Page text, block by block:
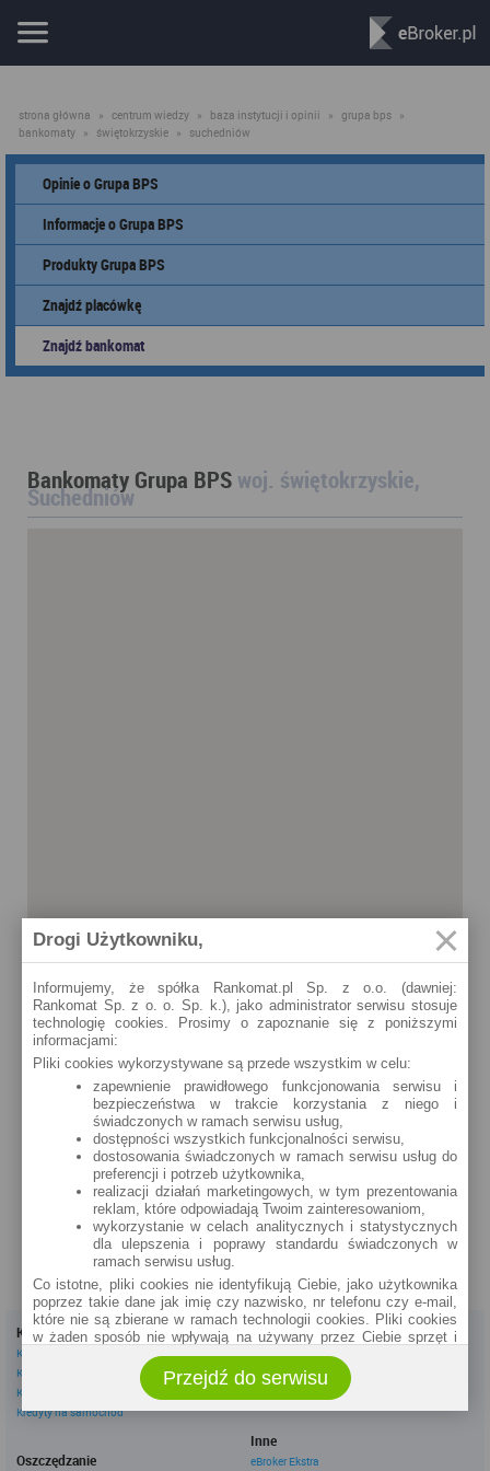
strona główna » centrum wiedzy » baza instytucji i opinii » grupa bps »
bankomaty » świętokrzyskie » suchedniów
Opinie o Grupa BPS
Informacje o Grupa BPS
Produkty Grupa BPS
Znajdź placówkę
Znajdź bankomat
Bankomaty Grupa BPS woj. świętokrzyskie,
Suchedniów
Suchedniów
Bugaj 12 (24h)
szczegóły »
Suchedniów
Kielecka 5a (24h)
szczegóły »
Suchedniów
Mickiewicza 8 (24h)
szczegóły »
Kredyty
Kredyty gotówkowe
Kredyty hipoteczne
Kredyty konsolidacyjne
Kredyty na samochód
Oszczędzanie
Dla firm
Kredyty firmowe
Konta firmowe
Inne
eBroker Ekstra
Drogi Użytkowniku,
Informujemy, że spółka Rankomat.pl Sp. z o.o. (dawniej:
Rankomat Sp. z o. o. Sp. k.), jako administrator serwisu stosuje
technologię cookies. Prosimy o zapoznanie się z poniższymi
informacjami:
Pliki cookies wykorzystywane są przede wszystkim w celu:
zapewnienie prawidłowego funkcjonowania serwisu i
bezpieczeństwa w trakcie korzystania z niego i
świadczonych w ramach serwisu usług,
dostępności wszystkich funkcjonalności serwisu,
dostosowania świadczonych w ramach serwisu usług do
preferencji i potrzeb użytkownika,
realizacji działań marketingowych, w tym prezentowania
reklam, które odpowiadają Twoim zainteresowaniom,
wykorzystanie w celach analitycznych i statystycznych
dla ulepszenia i poprawy standardu świadczonych w
ramach serwisu usług.
Co istotne, pliki cookies nie identyfikują Ciebie, jako użytkownika
poprzez takie dane jak imię czy nazwisko, nr telefonu czy e-mail,
które nie są zbierane w ramach technologii cookies. Pliki cookies
w żaden sposób nie wpływają na używany przez Ciebie sprzęt i
Zakres wykorzystywania plików cookies możliwy jest do
określenia w ustawieniach przeglądarki każdego użytkownika. Bez
wprowadzenia zmian ustawień, informacje w plikach cookies mogą
Administratorem danych pozyskiwanych w technologii cookies jest
Przejdź do serwisu